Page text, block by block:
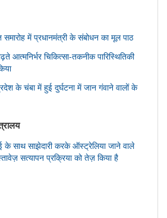
समारोह में प्रधानमंत्री के संबोधन का मूल पाठ
आत्मनिर्भर चिकित्सा-तकनीक पारिस्थितिकी
के चंबा में हुई दुर्घटना में जान गंवाने वालों के
साथ साझेदारी करके ऑस्ट्रेलिया जाने वाले
सत्यापन प्रक्रिया को तेज़ किया है